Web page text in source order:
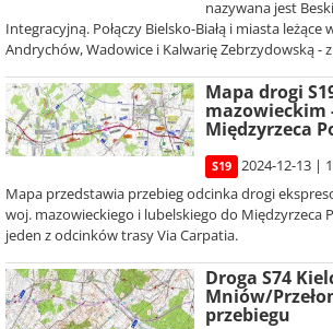
nazywana jest
Integracyjną. Połączy Bielsko-Białą i miasta leżące
Andrychów, Wadowice i Kalwarię Zebrzydowską - z
Mapa drogi
mazowieckim
Międzyrzeca
S19
2024-12-13 |
Mapa przedstawia przebieg odcinka drogi
woj. mazowieckiego i lubelskiego do Międzyrzeca
jeden z odcinków trasy Via Carpatia.
Droga S74
Mniów/
przebiegu